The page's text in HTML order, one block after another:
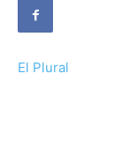
El Plural